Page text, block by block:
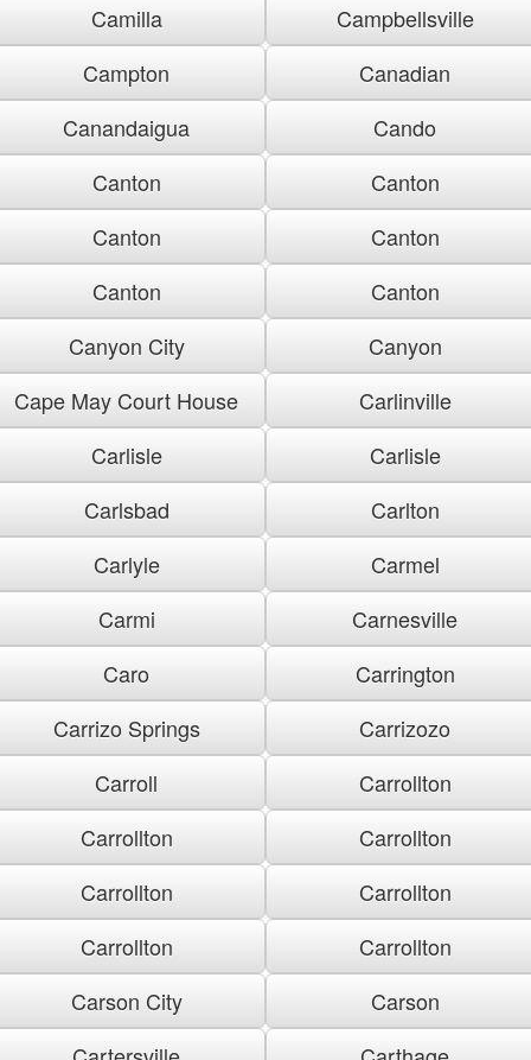
Camilla
Campbellsville
Campton
Canadian
Canandaigua
Cando
Canton
Canton
Canton
Canton
Canton
Canton
Canyon City
Canyon
Cape May Court House
Carlinville
Carlisle
Carlisle
Carlsbad
Carlton
Carlyle
Carmel
Carmi
Carnesville
Caro
Carrington
Carrizo Springs
Carrizozo
Carroll
Carrollton
Carrollton
Carrollton
Carrollton
Carrollton
Carrollton
Carrollton
Carson City
Carson